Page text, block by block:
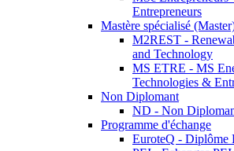
Entrepreneurs
Mastère spécialisé
M2REST -
and Technology
MS ETRE - MS
Technologies &
Non Diplomant
ND - Non
Programme d'échange
EuroteQ - Diplôme